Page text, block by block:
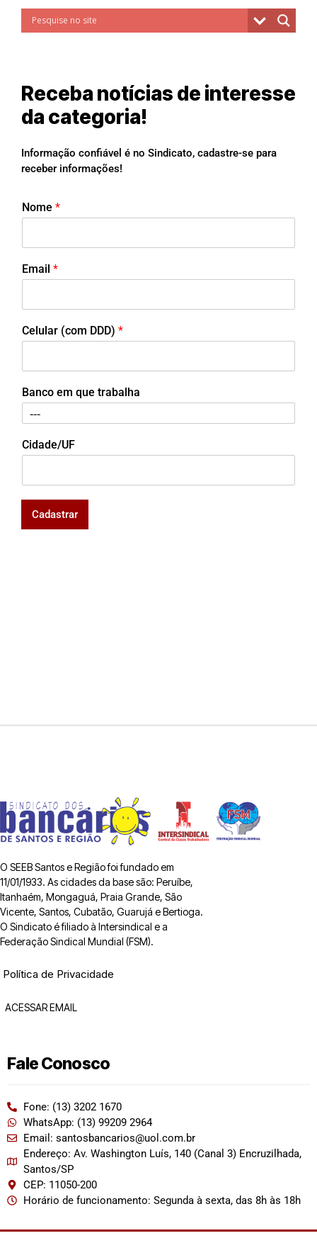
Receba notícias de interesse
da categoria!
Informação confiável é no Sindicato, cadastre-se para
receber informações!
Nome *
Email *
Celular (com DDD) *
Banco em que trabalha
Cidade/UF
Cadastrar
O SEEB Santos e Região foi fundado em
11/01/1933. As cidades da base são: Peruíbe,
Itanhaém, Mongaguá, Praia Grande, São
Vicente, Santos, Cubatão, Guarujá e Bertioga.
O Sindicato é filiado à Intersindical e a
Federação Sindical Mundial (FSM).
Política de Privacidade
ACESSAR EMAIL
Fale Conosco
Fone: (13) 3202 1670
WhatsApp: (13) 99209 2964
Email: santosbancarios@uol.com.br
Endereço: Av. Washington Luís, 140 (Canal 3) Encruzilhada,
Santos/SP
CEP: 11050-200
Horário de funcionamento: Segunda à sexta, das 8h às 18h